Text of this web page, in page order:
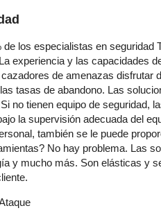
los especialistas en seguridad
experiencia y las capacidades
de amenazas disfrutar
tasas de abandono. Las
no tienen equipo de seguridad,
la supervisión adecuada del
también se le puede
No hay problema. Las
y mucho más. Son elásticas y